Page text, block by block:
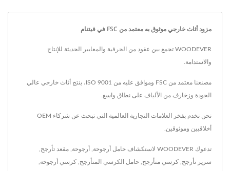
مزود أثاث خارجي موثوق به معتمد من FSC في فيتنام
WOODEVER تجمع بين عقود من الحرفية والمعايير الحديثة للإنتاج
والاستدامة.
مصنعنا معتمد من FSC وموافق عليه من ISO 9001، ينتج أثاث خارجي عالي
الجودة وزخارف من الألياف على نطاق واسع.
نحن نخدم بفخر العلامات التجارية العالمية التي تبحث عن شركاء OEM
أخلاقيين وموثوقين.
تدعوك WOODEVER لاستكشاف حامل أرجوحة أرجوحة مقعد تأرجح
سرير تأرجح كرسي متأرجح حامل الكرسي المتأرجح كرسي أرجوحة